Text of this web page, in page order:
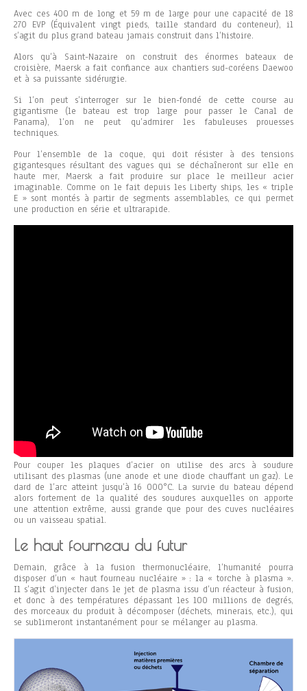
Avec ces 400 m de long et 59 m de large pour une capacité de 18
270 EVP (Équivalent vingt pieds, taille standard du conteneur), il
s’agit du plus grand bateau jamais construit dans l’histoire.
Alors qu’à Saint-Nazaire on construit des énormes bateaux de
croisière, Maersk a fait confiance aux chantiers sud-coréens Daewoo
et à sa puissante sidérurgie.
Si l’on peut s’interroger sur le bien-fondé de cette course au
gigantisme (le bateau est trop large pour passer le Canal de
Panama), l’on ne peut qu’admirer les fabuleuses prouesses
techniques.
Pour l’ensemble de la coque, qui doit résister à des tensions
gigantesques résultant des vagues qui se déchaîneront sur elle en
haute mer, Maersk a fait produire sur place le meilleur acier
imaginable. Comme on le fait depuis les Liberty ships, les « triple
E » sont montés à partir de segments assemblables, ce qui permet
une production en série et ultrarapide.
Pour couper les plaques d’acier on utilise des arcs à soudure
utilisant des plasmas (une anode et une diode chauffant un gaz). Le
dard de l’arc atteint jusqu’à 16 000°C. La survie du bateau dépend
alors fortement de la qualité des soudures auxquelles on apporte
une attention extrême, aussi grande que pour des cuves nucléaires
ou un vaisseau spatial.
Le haut fourneau du futur
Demain, grâce à la fusion thermonucléaire, l’humanité pourra
disposer d’un « haut fourneau nucléaire » : la « torche à plasma ».
Il s’agit d’injecter dans le jet de plasma issu d’un réacteur à fusion,
et donc à des températures dépassant les 100 millions de degrés,
des morceaux du produit à décomposer (déchets, minerais, etc.), qui
se sublimeront instantanément pour se mélanger au plasma.